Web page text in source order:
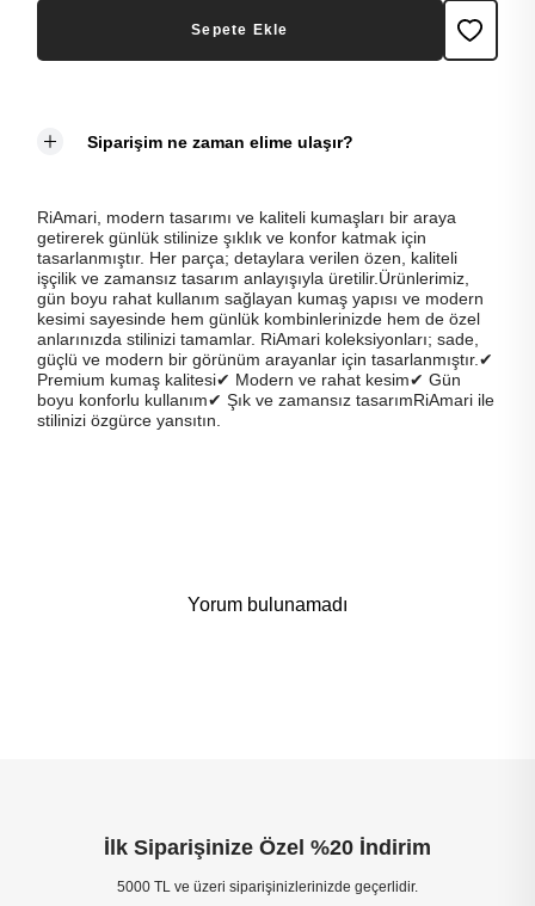
Sepete Ekle
Siparişim ne zaman elime ulaşır?
RiAmari, modern tasarımı ve kaliteli kumaşları bir araya
getirerek günlük stilinize şıklık ve konfor katmak için
tasarlanmıştır. Her parça; detaylara verilen özen, kaliteli
işçilik ve zamansız tasarım anlayışıyla üretilir.Ürünlerimiz,
gün boyu rahat kullanım sağlayan kumaş yapısı ve modern
kesimi sayesinde hem günlük kombinlerinizde hem de özel
anlarınızda stilinizi tamamlar. RiAmari koleksiyonları; sade,
güçlü ve modern bir görünüm arayanlar için tasarlanmıştır.✔
Premium kumaş kalitesi✔ Modern ve rahat kesim✔ Gün
boyu konforlu kullanım✔ Şık ve zamansız tasarımRiAmari ile
stilinizi özgürce yansıtın.
Yorum bulunamadı
İlk Siparişinize Özel %20 İndirim
5000 TL ve üzeri siparişinizlerinizde geçerlidir.